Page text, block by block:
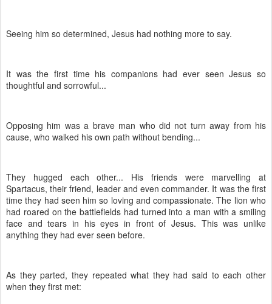
Seeing him so determined, Jesus had nothing more to say.
It was the first time his companions had ever seen Jesus so
thoughtful and sorrowful...
Opposing him was a brave man who did not turn away from his
cause, who walked his own path without bending...
They hugged each other... His friends were marvelling at
Spartacus, their friend, leader and even commander. It was the first
time they had seen him so loving and compassionate. The lion who
had roared on the battlefields had turned into a man with a smiling
face and tears in his eyes in front of Jesus. This was unlike
anything they had ever seen before.
As they parted, they repeated what they had said to each other
when they first met: